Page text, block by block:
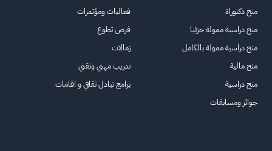
منح دكتوراة
منح دراسية ممولة جزئيا
منح دراسية ممولة بالكامل
منح مالية
منح دراسية
جوائز ومسابقات
فعاليات ومؤتمرات
فرص تطوع
زمالات
تدريب مهني وتقني
برامج تبادل ثقافي و اقامات